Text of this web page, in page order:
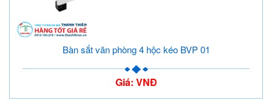
Bàn sắt văn phòng 4 hộc kéo BVP 01
Giá: VNĐ